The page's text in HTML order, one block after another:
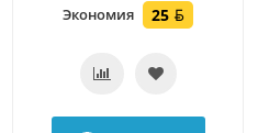
Экономия 25